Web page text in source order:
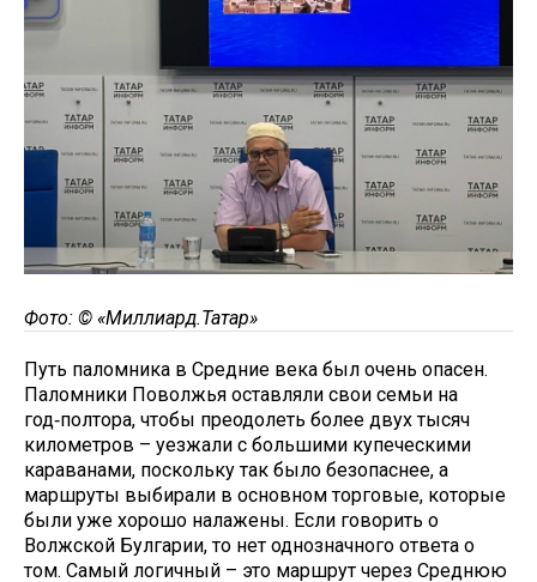
Фото: © «Миллиард.Татар»
Путь паломника в Средние века был очень опасен.
Паломники Поволжья оставляли свои семьи на
год‑полтора, чтобы преодолеть более двух тысяч
километров – уезжали с большими купеческими
караванами, поскольку так было безопаснее, а
маршруты выбирали в основном торговые, которые
были уже хорошо налажены. Если говорить о
Волжской Булгарии, то нет однозначного ответа о
том. Самый логичный – это маршрут через Среднюю